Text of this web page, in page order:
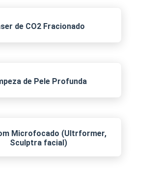
de CO2 Fracionado
de Pele Profunda
Microfocado (Ultrformer,
Sculptra facial)